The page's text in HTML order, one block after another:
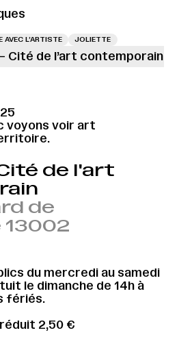
AVEC L’ARTISTE JOLIETTE
Cité de l’art contemporain
voyons voir art
de l'art
de
13002
du mercredi au samedi
le dimanche de 14h à
fériés.
2,50 €